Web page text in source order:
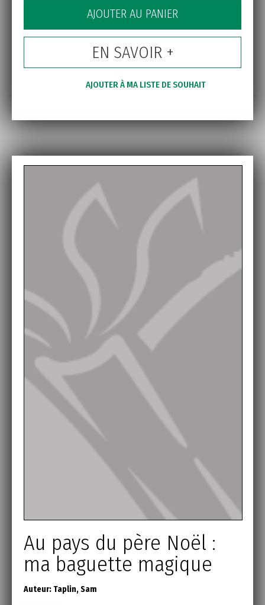
AJOUTER AU PANIER
EN SAVOIR +
AJOUTER À MA LISTE DE SOUHAIT
Au pays du père Noël :
ma baguette magique
Auteur: Taplin, Sam